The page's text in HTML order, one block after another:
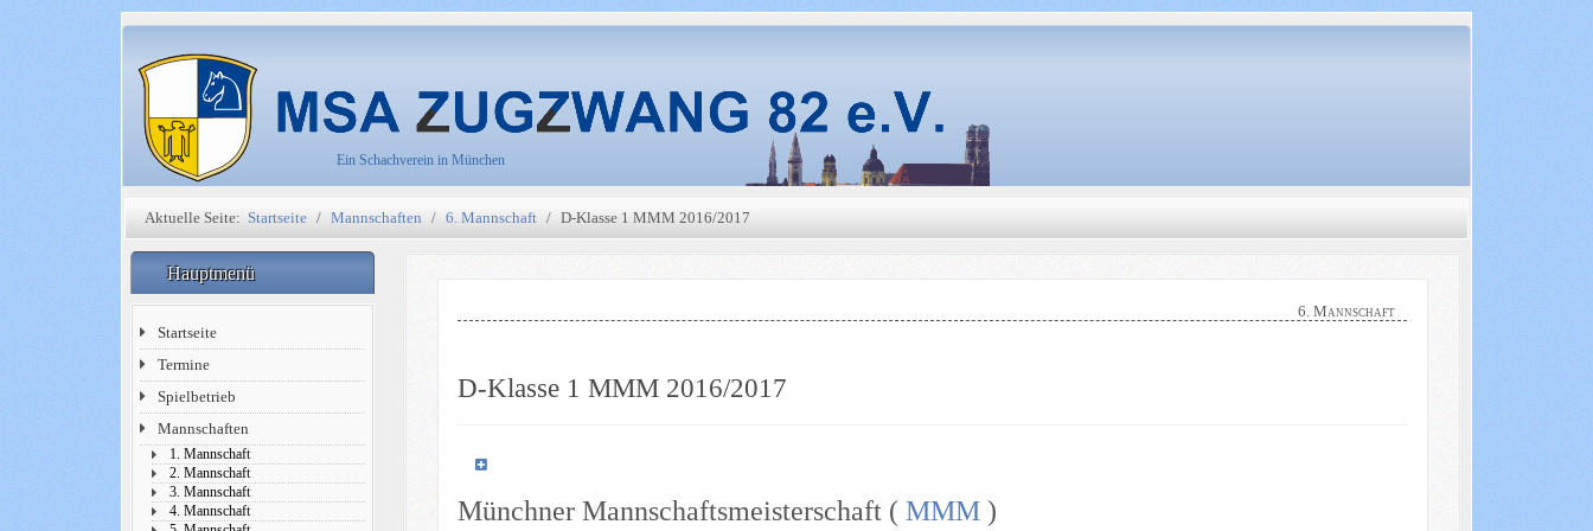
Ein Schachverein in München
Aktuelle Seite:Startseite Mannschaften 6. Mannschaft D-Klasse 1 MMM 2016/2017
Hauptmenü
Startseite
Termine
Spielbetrieb
Mannschaften
1. Mannschaft
2. Mannschaft
3. Mannschaft
4. Mannschaft
6. Mannschaft
D-Klasse 1 MMM 2016/2017
Münchner Mannschaftsmeisterschaft ( MMM)